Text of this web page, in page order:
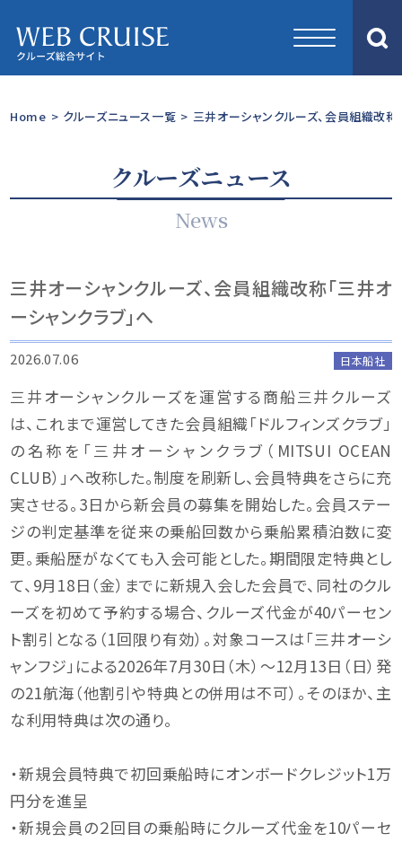
Home > クルーズニュース一覧 > 三井オーシャンクルーズ、会員組織改称
クルーズニュース
News
三井オーシャンクルーズ、会員組織改称「三井オ
ーシャンクラブ」へ
2026.07.06 日本船社
三井オーシャンクルーズを運営する商船三井クルーズ
は、これまで運営してきた会員組織「ドルフィンズクラブ」
の名称を「三井オーシャンクラブ（MITSUI OCEAN
CLUB）」へ改称した。制度を刷新し、会員特典をさらに充
実させる。3日から新会員の募集を開始した。会員ステー
ジの判定基準を従来の乗船回数から乗船累積泊数に変
更。乗船歴がなくても入会可能とした。期間限定特典とし
て、9月18日（金）までに新規入会した会員で、同社のクル
ーズを初めて予約する場合、クルーズ代金が40パーセン
ト割引となる（1回限り有効）。対象コースは「三井オーシ
ャンフジ」による2026年7月30日（木）～12月13日（日）発
の21航海（他割引や特典との併用は不可）。そのほか、主
な利用特典は次の通り。
・新規会員特典で初回乗船時にオンボードクレジット1万
円分を進呈
・新規会員の２回目の乗船時にクルーズ代金を10パーセ